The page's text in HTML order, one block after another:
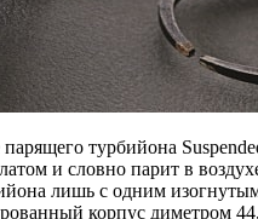
турбийона
и словно парит в
лишь с одним
корпус диметром